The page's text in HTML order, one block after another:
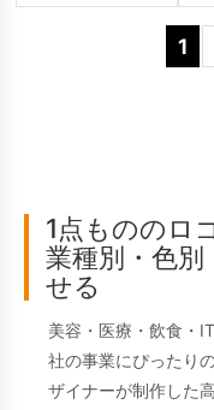
1
1点もののロ
業種別・色
せる
美容・医療・飲食・
社の事業にぴったり
ザイナーが制作した